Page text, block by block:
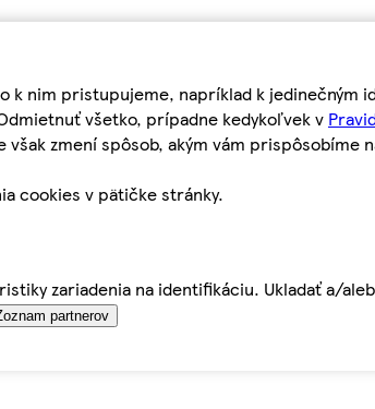
k nim pristupujeme, napríklad k
všetko, prípadne kedykoľvek v
zmení spôsob, akým vám prispôsobíme
cookies v pätičke stránky.
zariadenia na identifikáciu. Ukladať a/
partnerov